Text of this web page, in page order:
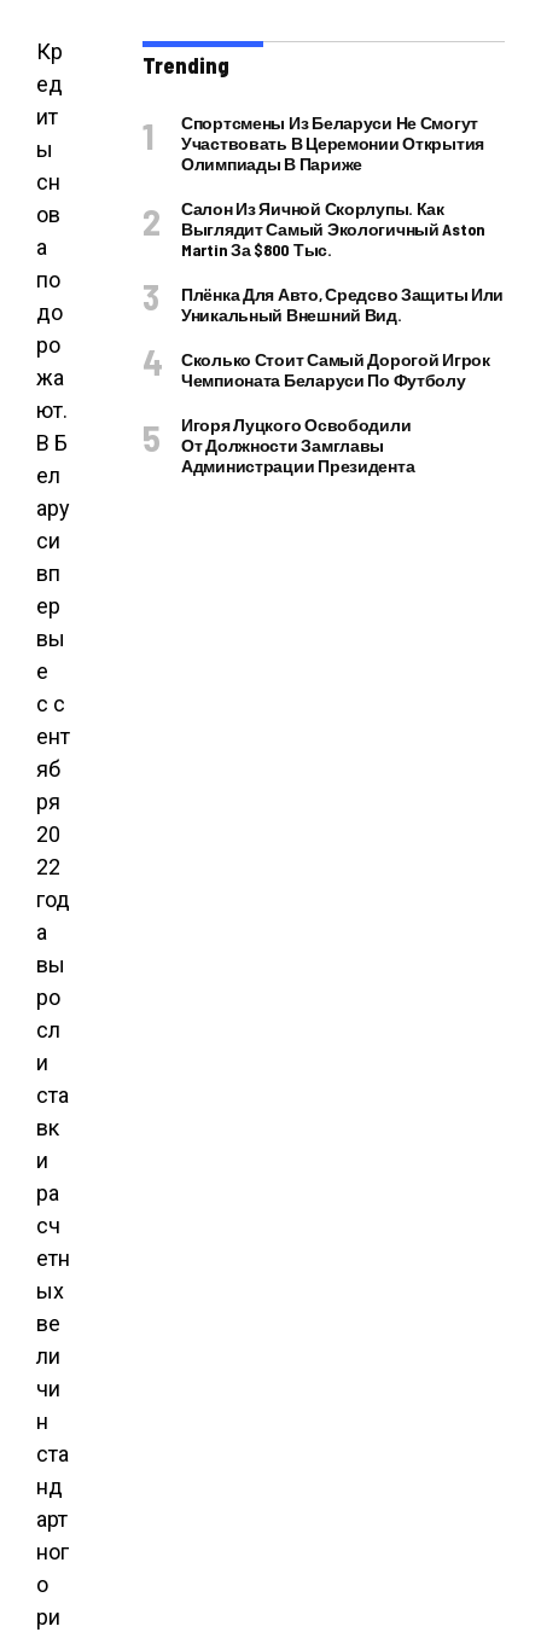
Кр
ед
ит
ы
сн
ов
а
по
до
ро
жа
ют.
В Б
ел
ару
си
вп
ер
вы
е
с с
ент
яб
ря
20
22
год
а
вы
ро
сл
и
ста
вк
и
ра
сч
етн
ых
ве
ли
чи
н
ста
нд
арт
ног
о
ри
Trending
Спортсмены Из Беларуси Не Смогут
Участвовать В Церемонии Открытия
Олимпиады В Париже
Салон Из Яичной Скорлупы. Как
Выглядит Самый Экологичный Aston
Martin За $800 Тыс.
Плёнка Для Авто, Средсво Защиты Или
Уникальный Внешний Вид.
Сколько Стоит Самый Дорогой Игрок
Чемпионата Беларуси По Футболу
Игоря Луцкого Освободили
От Должности Замглавы
Администрации Президента